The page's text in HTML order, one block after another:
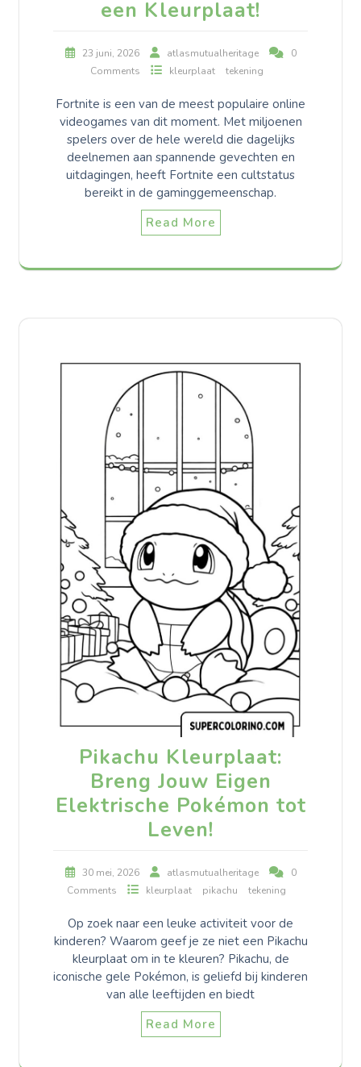
een Kleurplaat!
23 juni, 2026 atlasmutualheritage
0
Comments
kleurplaat tekening
Fortnite is een van de meest populaire online
videogames van dit moment. Met miljoenen
spelers over de hele wereld die dagelijks
deelnemen aan spannende gevechten en
uitdagingen, heeft Fortnite een cultstatus
bereikt in de gaminggemeenschap.
Read More
Pikachu Kleurplaat:
Breng Jouw Eigen
Elektrische Pokémon tot
Leven!
30 mei, 2026 atlasmutualheritage
0
Comments
kleurplaat pikachu tekening
Op zoek naar een leuke activiteit voor de
kinderen? Waarom geef je ze niet een Pikachu
kleurplaat om in te kleuren? Pikachu, de
iconische gele Pokémon, is geliefd bij kinderen
van alle leeftijden en biedt
Read More